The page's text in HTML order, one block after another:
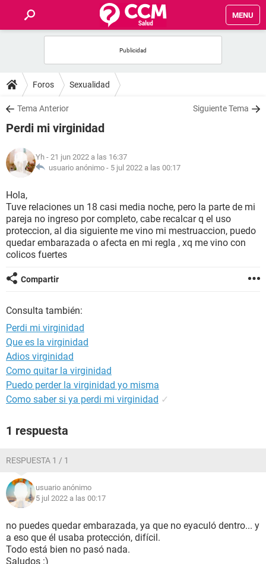
MENU
FOROS
SALUD
NUTRICIÓN
BIENESTAR
SEXUALIDAD
GLOSARIO
Foros Sexualidad
Tema Anterior Siguiente Tema
Perdi mi virginidad
Yh - 21 jun 2022 a las 16:37
usuario anónimo - 5 jul 2022 a las 00:17
Hola,
Tuve relaciones un 18 casi media noche, pero la parte de mi
pareja no ingreso por completo, cabe recalcar q el uso
proteccion, al dia siguiente me vino mi mestruaccion, puedo
quedar embarazada o afecta en mi regla , xq me vino con
colicos fuertes
Compartir
Consulta también:
Perdi mi virginidad
Que es la virginidad
Adios virginidad
Como quitar la virginidad
Puedo perder la virginidad yo misma
Como saber si ya perdi mi virginidad ✓
1 respuesta
RESPUESTA 1 / 1
usuario anónimo
5 jul 2022 a las 00:17
no puedes quedar embarazada, ya que no eyaculó dentro... y
a eso que él usaba protección, difícil.
Todo está bien no pasó nada.
Saludos :)